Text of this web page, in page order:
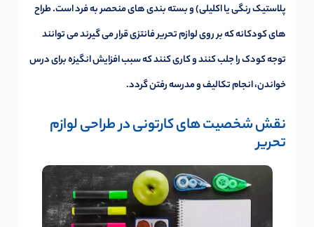
پلاستیک رنگی یا اکلیلی) و بسته بندی های منحصر به فرد است. طراح
های کودکانه که بر روی لوازم تحریر فانتزی قرار می گیرند می توانند
توجه کودک را جلب کنند و کاری کنند که سبب افزایش انگیزه برای درس
خواندن، انجام تکالیف و مدرسه رفتن گردد.
نقش شخصیت های کارتونی در طراحی لوازم
تحریر